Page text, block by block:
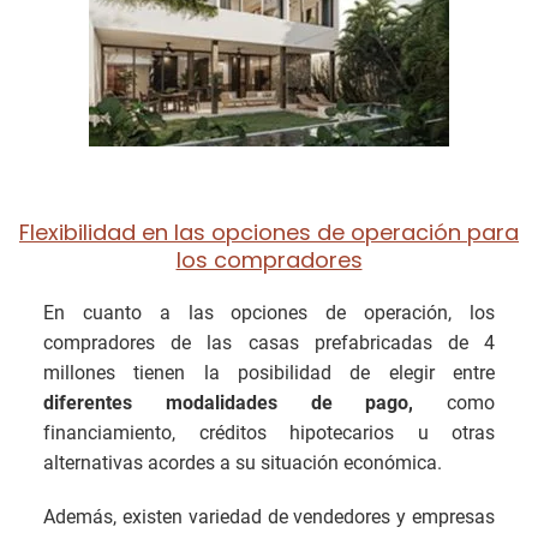
Flexibilidad en las opciones de operación para
los compradores
En cuanto a las opciones de operación, los
compradores de las casas prefabricadas de 4
millones tienen la posibilidad de elegir entre
diferentes modalidades de pago, como
financiamiento, créditos hipotecarios u otras
alternativas acordes a su situación económica.
Además, existen variedad de vendedores y empresas